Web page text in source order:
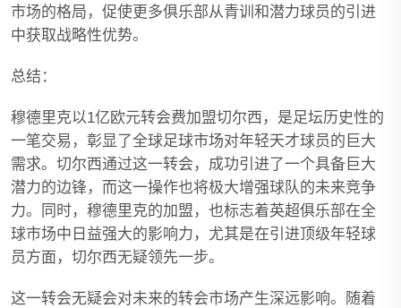
市场的格局，促使更多俱乐部从青训和潜力球员的引进
中获取战略性优势。
总结：
穆德里克以1亿欧元转会费加盟切尔西，是足坛历史性的
一笔交易，彰显了全球足球市场对年轻天才球员的巨大
需求。切尔西通过这一转会，成功引进了一个具备巨大
潜力的边锋，而这一操作也将极大增强球队的未来竞争
力。同时，穆德里克的加盟，也标志着英超俱乐部在全
球市场中日益强大的影响力，尤其是在引进顶级年轻球
员方面，切尔西无疑领先一步。
这一转会无疑会对未来的转会市场产生深远影响。随着